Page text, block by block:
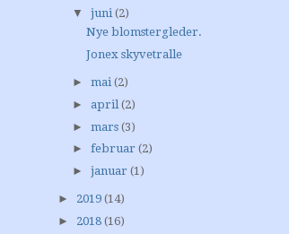
▼ juni (2)
Nye blomstergleder.
Jonex skyvetralle
► mai(2)
► april (2)
► mars (3)
► februar (2)
► januar (1)
► 2019 (14)
► 2018 (16)